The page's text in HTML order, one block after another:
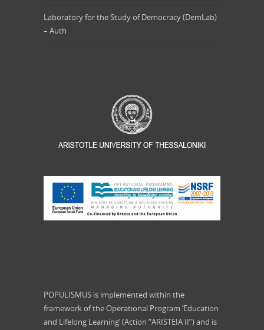
Laboratory for the Study of Democracy (DemLab)
– Auth
POPULISMUS is implemented within the
framework of the Operational Program ‘Education
and Lifelong Learning’ (Action “ARISTEIA II”) and is